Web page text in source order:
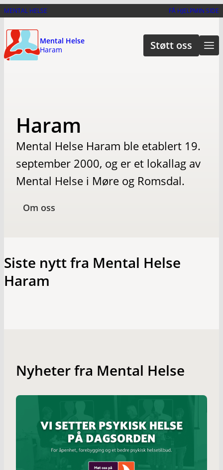
Hopp
hovedinnhold
MENTAL HELSE FÅ HJELPMIN SIDE
Mental Helse
Haram
Støtt oss
Haram
Mental Helse Haram ble etablert 19.
september 2000, og er et lokallag av
Mental Helse i Møre og Romsdal.
Om oss
Siste nytt fra Mental Helse
Haram
Nyheter fra Mental Helse